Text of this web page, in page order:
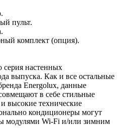
пульт.
комплект (опция).
серия настенных
выпуска. Как и все остальные
Energolux, данные
в себе стильные
высокие технические
кондиционеры могут
модулями Wi-Fi и/или зимним